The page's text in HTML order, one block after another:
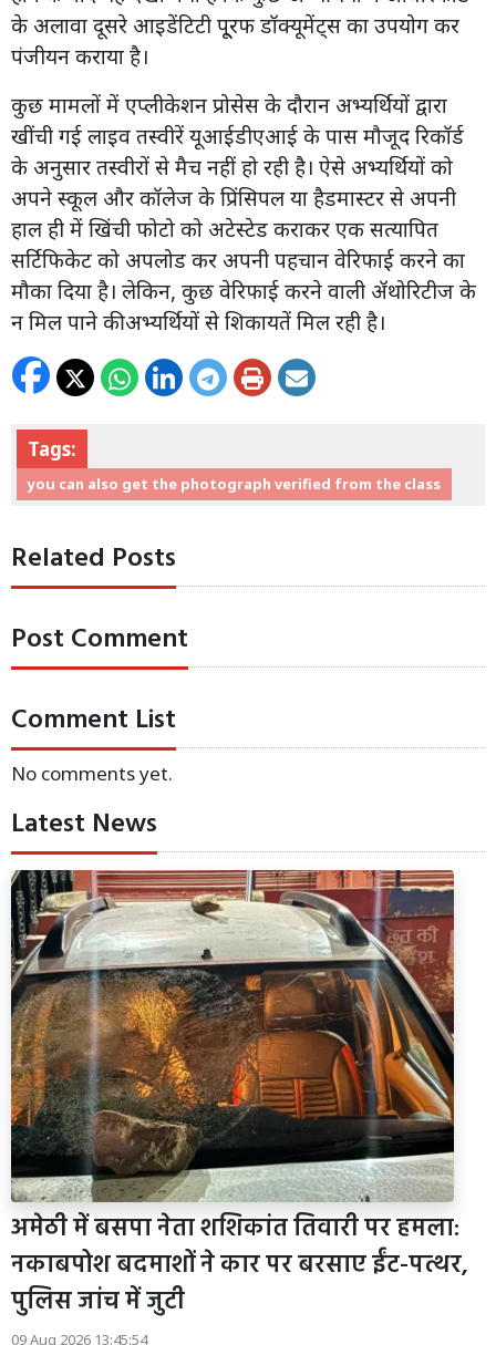
के अलावा दूसरे आइडेंटिटी पू्रफ डॉक्यूमेंट्स का उपयोग कर
पंजीयन कराया है।
कुछ मामलों में एप्लीकेशन प्रोसेस के दौरान अभ्यर्थियों द्वारा
खींची गई लाइव तस्वीरें यूआईडीएआई के पास मौजूद रिकॉर्ड
के अनुसार तस्वीरों से मैच नहीं हो रही है। ऐसे अभ्यर्थियों को
अपने स्कूल और कॉलेज के प्रिंसिपल या हैडमास्टर से अपनी
हाल ही में खिंची फोटो को अटेस्टेड कराकर एक सत्यापित
सर्टिफिकेट को अपलोड कर अपनी पहचान वेरिफाई करने का
मौका दिया है। लेकिन, कुछ वेरिफाई करने वाली ॲथोरिटीज के
न मिल पाने की अभ्यर्थियों से शिकायतें मिल रही है।
Tags:
you can also get the photograph verified from the class
Related Posts
Post Comment
Comment List
No comments yet.
Latest News
अमेठी में बसपा नेता शशिकांत तिवारी पर हमला:
नकाबपोश बदमाशों ने कार पर बरसाए ईंट-पत्थर,
पुलिस जांच में जुटी
09 Aug 2026 13:45:54